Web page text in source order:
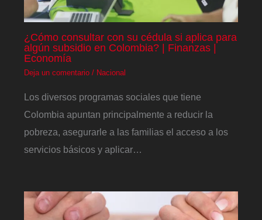
¿Cómo consultar con su cédula si aplica para
algún subsidio en Colombia? | Finanzas |
Economía
Deja un comentario / Nacional
Los diversos programas sociales que tiene
Colombia apuntan principalmente a reducir la
pobreza, asegurarle a las familias el acceso a los
servicios básicos y aplicar…